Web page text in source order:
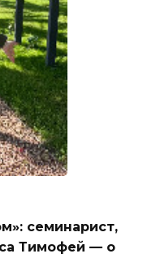
семинарист,
Тимофей — о